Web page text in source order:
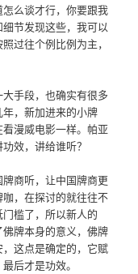
么谈才行，你要跟我
节发现这些，我可以
过往个例比例为主，
手段，也确实有很多
，新加进来的小牌
漫威电影一样。帕亚
效，讲给谁听？
商听，让中国牌商更
，在探讨的就往往不
槛了，所以新人的
牌本身的意义，佛牌
这点是确定的，它赋
后才是功效。